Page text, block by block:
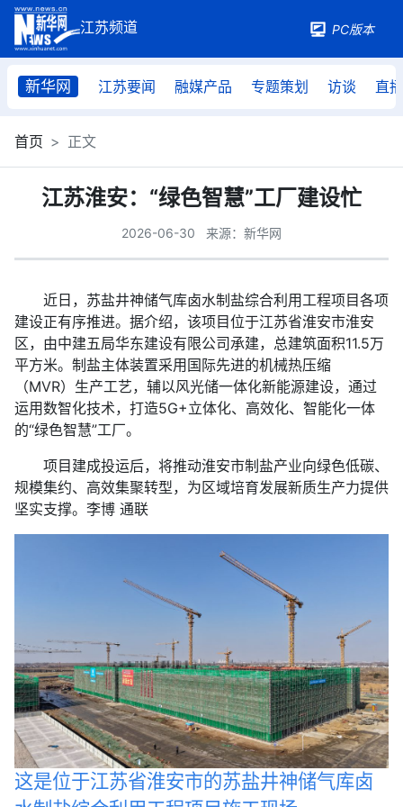
PC版本
新华网 江苏要闻 融媒产品 专题策划 访谈 直播
首页 正文
江苏淮安：“绿色智慧”工厂建设忙
2026-06-30 来源：新华网
近日，苏盐井神储气库卤水制盐综合利用工程项目各项
建设正有序推进。据介绍，该项目位于江苏省淮安市淮安
区，由中建五局华东建设有限公司承建，总建筑面积11.5万
平方米。制盐主体装置采用国际先进的机械热压缩
（MVR）生产工艺，辅以风光储一体化新能源建设，通过
运用数智化技术，打造5G+立体化、高效化、智能化一体
的“绿色智慧”工厂。
项目建成投运后，将推动淮安市制盐产业向绿色低碳、
规模集约、高效集聚转型，为区域培育发展新质生产力提供
坚实支撑。李博 通联
这是位于江苏省淮安市的苏盐井神储气库卤